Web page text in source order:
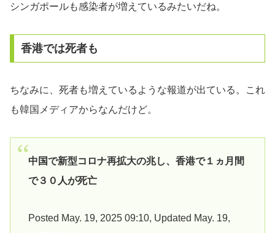
シンガポールも感染者が増えているみたいだね。
香港では死者も
ちなみに、死者も増えているような報道が出ている。これ
も韓国メディアからなんだけど。
中国で新型コロナ再拡大の兆し、香港で１ヵ月間
で３０人が死亡
Posted May. 19, 2025 09:10, Updated May. 19,